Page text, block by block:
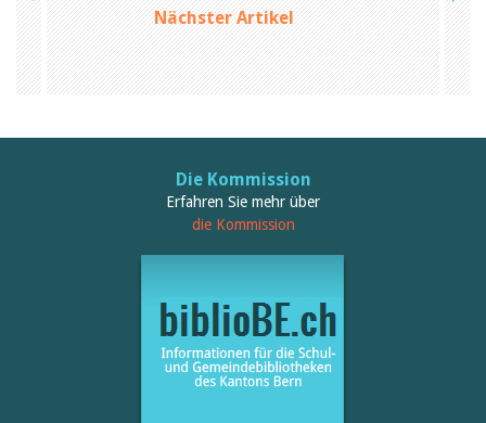
Nächster Artikel
Die Kommission
Erfahren Sie mehr über
die Kommission